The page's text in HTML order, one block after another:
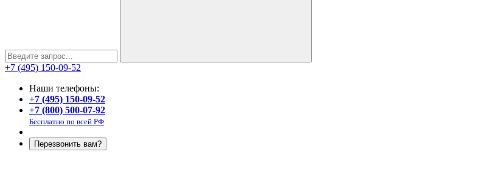
+7 (495) 150-09-52
Наши телефоны:
+7 (495) 150-09-52
+7 (800) 500-07-92
Бесплатно по всей РФ
Перезвонить вам?